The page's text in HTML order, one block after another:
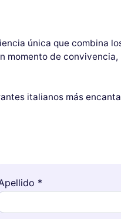
única que combina
momento de
italianos más
*